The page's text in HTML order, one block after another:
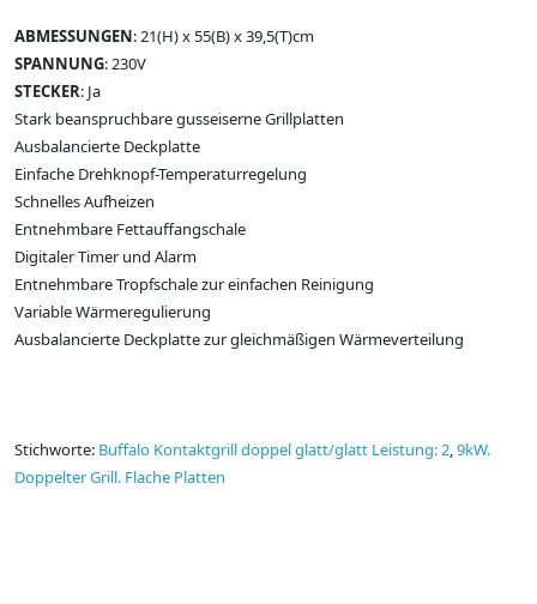
ABMESSUNGEN: 21(H) x 55(B) x 39,5(T)cm
SPANNUNG: 230V
STECKER: Ja
Stark beanspruchbare gusseiserne Grillplatten
Ausbalancierte Deckplatte
Einfache Drehknopf-Temperaturregelung
Schnelles Aufheizen
Entnehmbare Fettauffangschale
Digitaler Timer und Alarm
Entnehmbare Tropfschale zur einfachen Reinigung
Variable Wärmeregulierung
Ausbalancierte Deckplatte zur gleichmäßigen Wärmeverteilung
Stichworte: Buffalo Kontaktgrill doppel glatt/glatt Leistung: 2,9kW.
Doppelter Grill. Flache Platten